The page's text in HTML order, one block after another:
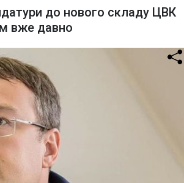
до нового складу ЦВК
вже давно